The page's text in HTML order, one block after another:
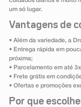
um só lugar.
Vantagens de
• Além da variedade, a
• Entrega rápida em
próxima;
• Parcelamento em até
• Frete grátis em
• Ofertas e promoções
Por que